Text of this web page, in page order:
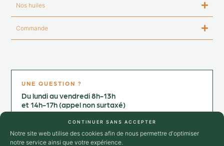
Notre site web utilise des cookies afin de nous permettre d'optimiser
notre service ainsi que votre expérience.
CONTINUER SANS ACCEPTER
Nos huiles
Commande
UNE QUESTION ?
Du lundi au vendredi 8h-13h
et 14h-17h (appel non surtaxé)
+33 4 75 25 02 64